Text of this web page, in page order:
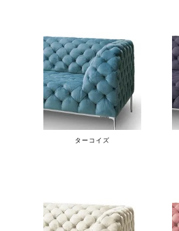
ターコイズ